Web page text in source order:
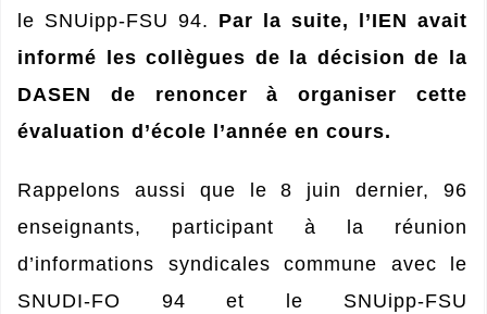
le SNUipp-FSU 94. Par la suite, l’IEN avait
informé les collègues de la décision de la
DASEN de renoncer à organiser cette
évaluation d’école l’année en cours.
Rappelons aussi que le 8 juin dernier, 96
enseignants, participant à la réunion
d’informations syndicales commune avec le
SNUDI-FO 94 et le SNUipp-FSU